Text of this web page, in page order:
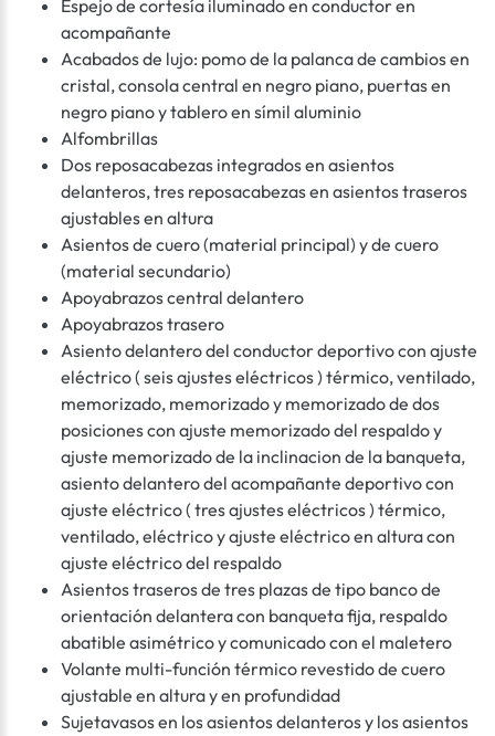
Espejo de cortesía iluminado en conductor en
acompañante
Acabados de lujo: pomo de la palanca de cambios en
cristal, consola central en negro piano, puertas en
negro piano y tablero en símil aluminio
Alfombrillas
Dos reposacabezas integrados en asientos
delanteros, tres reposacabezas en asientos traseros
ajustables en altura
Asientos de cuero (material principal) y de cuero
(material secundario)
Apoyabrazos central delantero
Apoyabrazos trasero
Asiento delantero del conductor deportivo con ajuste
eléctrico ( seis ajustes eléctricos ) térmico, ventilado,
memorizado, memorizado y memorizado de dos
posiciones con ajuste memorizado del respaldo y
ajuste memorizado de la inclinacion de la banqueta,
asiento delantero del acompañante deportivo con
ajuste eléctrico ( tres ajustes eléctricos ) térmico,
ventilado, eléctrico y ajuste eléctrico en altura con
ajuste eléctrico del respaldo
Asientos traseros de tres plazas de tipo banco de
orientación delantera con banqueta fija, respaldo
abatible asimétrico y comunicado con el maletero
Volante multi-función térmico revestido de cuero
ajustable en altura y en profundidad
Sujetavasos en los asientos delanteros y los asientos